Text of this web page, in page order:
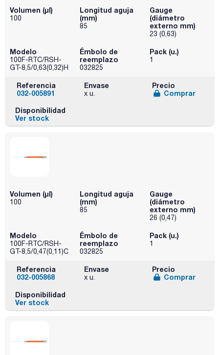
Volumen (µl)
100
Longitud aguja
(mm)
85
Gauge
(diámetro
externo mm)
23 (0,63)
Modelo
100F-RTC/RSH-
GT-8,5/0,63(0,32)H
Émbolo de
reemplazo
032825
Pack (u.)
1
Referencia
032-005891
Envase
x u.
Precio
Comprar
Disponibilidad
Ver stock
Volumen (µl)
100
Longitud aguja
(mm)
85
Gauge
(diámetro
externo mm)
26 (0,47)
Modelo
100F-RTC/RSH-
GT-8,5/0,47(0,11)C
Émbolo de
reemplazo
032825
Pack (u.)
1
Referencia
032-005868
Envase
x u.
Precio
Comprar
Disponibilidad
Ver stock